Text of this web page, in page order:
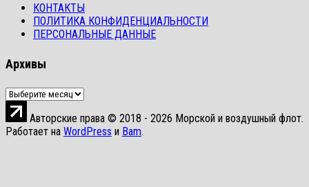
КОНТАКТЫ
ПОЛИТИКА КОНФИДЕНЦИАЛЬНОСТИ
ПЕРСОНАЛЬНЫЕ ДАННЫЕ
Архивы
Архивы
Авторские права © 2018 - 2026 Морской и воздушный флот.
Работает на WordPress и Bam.